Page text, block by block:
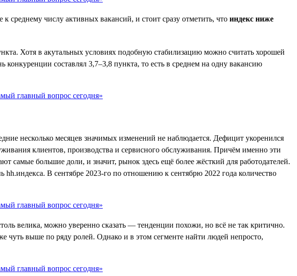
среднему числу активных вакансий, и стоит сразу отметить, что индекс ниже
Хотя в акутальных условиях подобную стабилизацию можно считать хорошей
составлял 3,7–3,8 пункта, то есть в среднем на одну вакансию
несколько месяцев значимых изменений не наблюдается. Дефицит укоренился
клиентов, производства и сервисного обслуживания. Причём именно эти
самые большие доли, и значит, рынок здесь ещё более жёсткий для работодателей.
В сентябре 2023-го по отношению к сентябрю 2022 года количество
велика, можно уверенно сказать — тенденции похожи, но всё не так критично.
чуть выше по ряду ролей. Однако и в этом сегменте найти людей непросто,